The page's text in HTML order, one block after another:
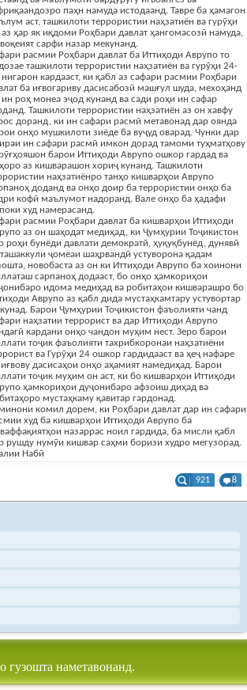
паҳн намуда истодаанд. Тавре ба ҳамагон
аст, ташкилоти террористии наҳзатиён ва гурӯҳи
ҳар як иқдоми Роҳбари давлат ҳангомасозӣ намуда,
сарфи назар мекунанд.
расмии Роҳбари давлат ба Иттиҳоди Аврупо то
ташкилоти террористии наҳзатиён ва гурӯҳи 24-
нигарон кардааст, ки қабл аз сафари расмии Роҳбари
ба иғвогариву дасисабозӣ машғул шуда, мехоҳанд
роҳ монеа эҷод кунанд ва сади роҳи ин сафар
Ташкилоти террористии наҳзатиён аз он хавфу
доранд, ки ин сафари расмӣ метавонад дар оянда
онҳо мушкилоти зиёде ба вуҷуд оварад. Чунки дар
ин сафари расмӣ имкон дорад тамоми туҳматҳову
барои Иттиҳоди Аврупо ошкор гардад ва
аз кишварашон хориҷ кунанд. Ташкилоти
наҳзатиёнро танҳо кишварҳои Аврупо
доданд ва онҳо доир ба террористии онҳо ба
кофӣ маълумот надоранд. Вале онҳо ба ҳадафи
худ намерасанд.
расмии Роҳбари давлат ба кишварҳои Иттиҳоди
аз он шаҳодат медиҳад, ки Ҷумҳурии Тоҷикистон
роҳи бунёди давлати демократӣ, ҳуқуқбунёд, дунявӣ
ташаккули ҷомеаи шаҳрвандӣ устуворона қадам
новобаста аз он ки Иттиҳоди Аврупо ба хоинони
сарпаноҳ додааст, бо онҳо ҳамкориҳои
идома медиҳад ва робитаҳои кишварашро бо
Аврупо аз қабл дида мустаҳкамтару устувортар
Барои Ҷумҳурии Тоҷикистон фаъолияти чанд
наҳзатии террорист ва дар Иттиҳоди Аврупо
кардани онҳо чандон муҳим нест. Зеро барои
тоҷик фаъолияти тахрибкоронаи наҳзатиёни
ва Гурӯҳи 24 ошкор гардидааст ва ҳеҷ нафаре
дасисаҳои онҳо аҳамият намедиҳад. Барои
тоҷик муҳим он аст, ки бо кишварҳои Иттиҳоди
ҳамкориҳои дуҷонибаро афзоиш диҳад ва
мустаҳкаму қавитар гардонад.
комил дорем, ки Роҳбари давлат дар ин сафари
худ ба кишварҳои Иттиҳоди Аврупо ба
назаррас ноил гардида, ба мисли қабл
рушду нумӯи кишвар саҳми боризи худро мегузорад.
Набӣ
921 8
гузошта наметавонанд.